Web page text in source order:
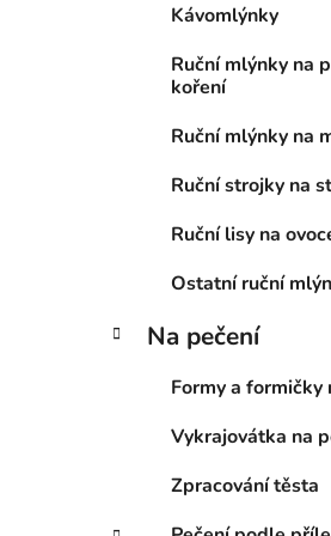
Kávomlýnky
Ruční mlýnky na
koření
Ruční mlýnky na
Ruční strojky na
Ruční lisy na
Ostatní ruční
Na pečení
Formy a formičky
Vykrajovátka na
Zpracování těsta